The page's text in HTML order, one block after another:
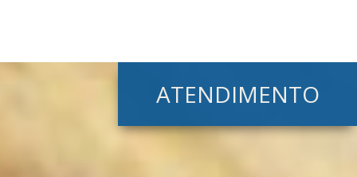
ATENDIMENTO